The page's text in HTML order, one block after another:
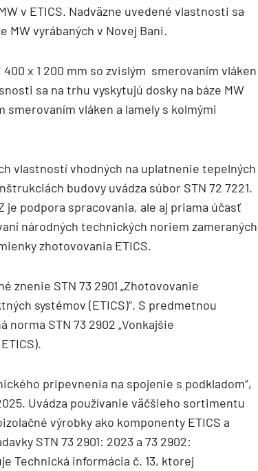
v ETICS. Nadväzne uvedené vlastnosti sa
MW vyrábaných v Novej Bani.
x 1 200 mm so zvislým smerovaním vláken
sa na trhu vyskytujú dosky na báze MW
smerovaním vláken a lamely s kolmými
vlastností vhodných na uplatnenie tepelných
budovy uvádza súbor STN 72 7221.
je podpora spracovania, ale aj priama účasť
národných technických noriem zameraných
zhotovovania ETICS.
znenie STN 73 2901 „Zhotovovanie
systémov (ETICS)“. S predmetnou
STN 73 2902 „Vonkajšie
pripevnenia na spojenie s podkladom“,
Uvádza používanie väčšieho sortimentu
výrobky ako komponenty ETICS a
STN 73 2901: 2023 a 73 2902:
Technická informácia č. 13, ktorej